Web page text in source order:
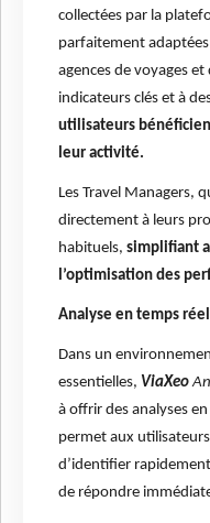
collectées par la
parfaitement
agences de voyages
indicateurs clés et à
utilisateurs
leur activité.
Les Travel Managers,
directement à leurs
habituels, simplifiant
l’optimisation des
Analyse en temps
Dans un
essentielles, ViaXeo
à offrir des analyses
permet aux
d’identifier
de répondre